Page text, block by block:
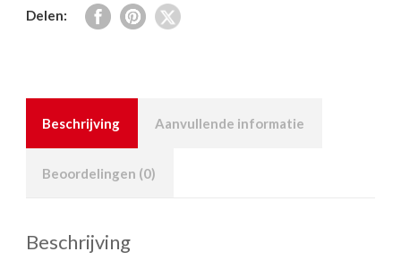
Delen:
Beschrijving Aanvullende informatie
Beoordelingen (0)
Beschrijving